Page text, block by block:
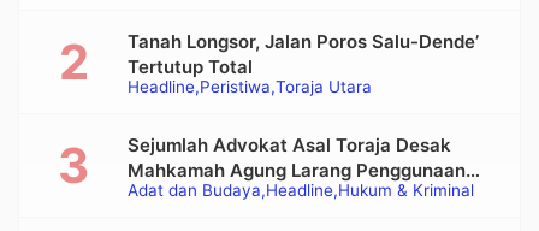
Headline Peristiwa Toraja Utara
Tanah Longsor, Jalan Poros Salu-Dende’
Tertutup Total
Adat dan Budaya Headline Hukum & Kriminal
Sejumlah Advokat Asal Toraja Desak
Mahkamah Agung Larang Penggunaan
Alat Berat pada Eksekusi Rumah Adat